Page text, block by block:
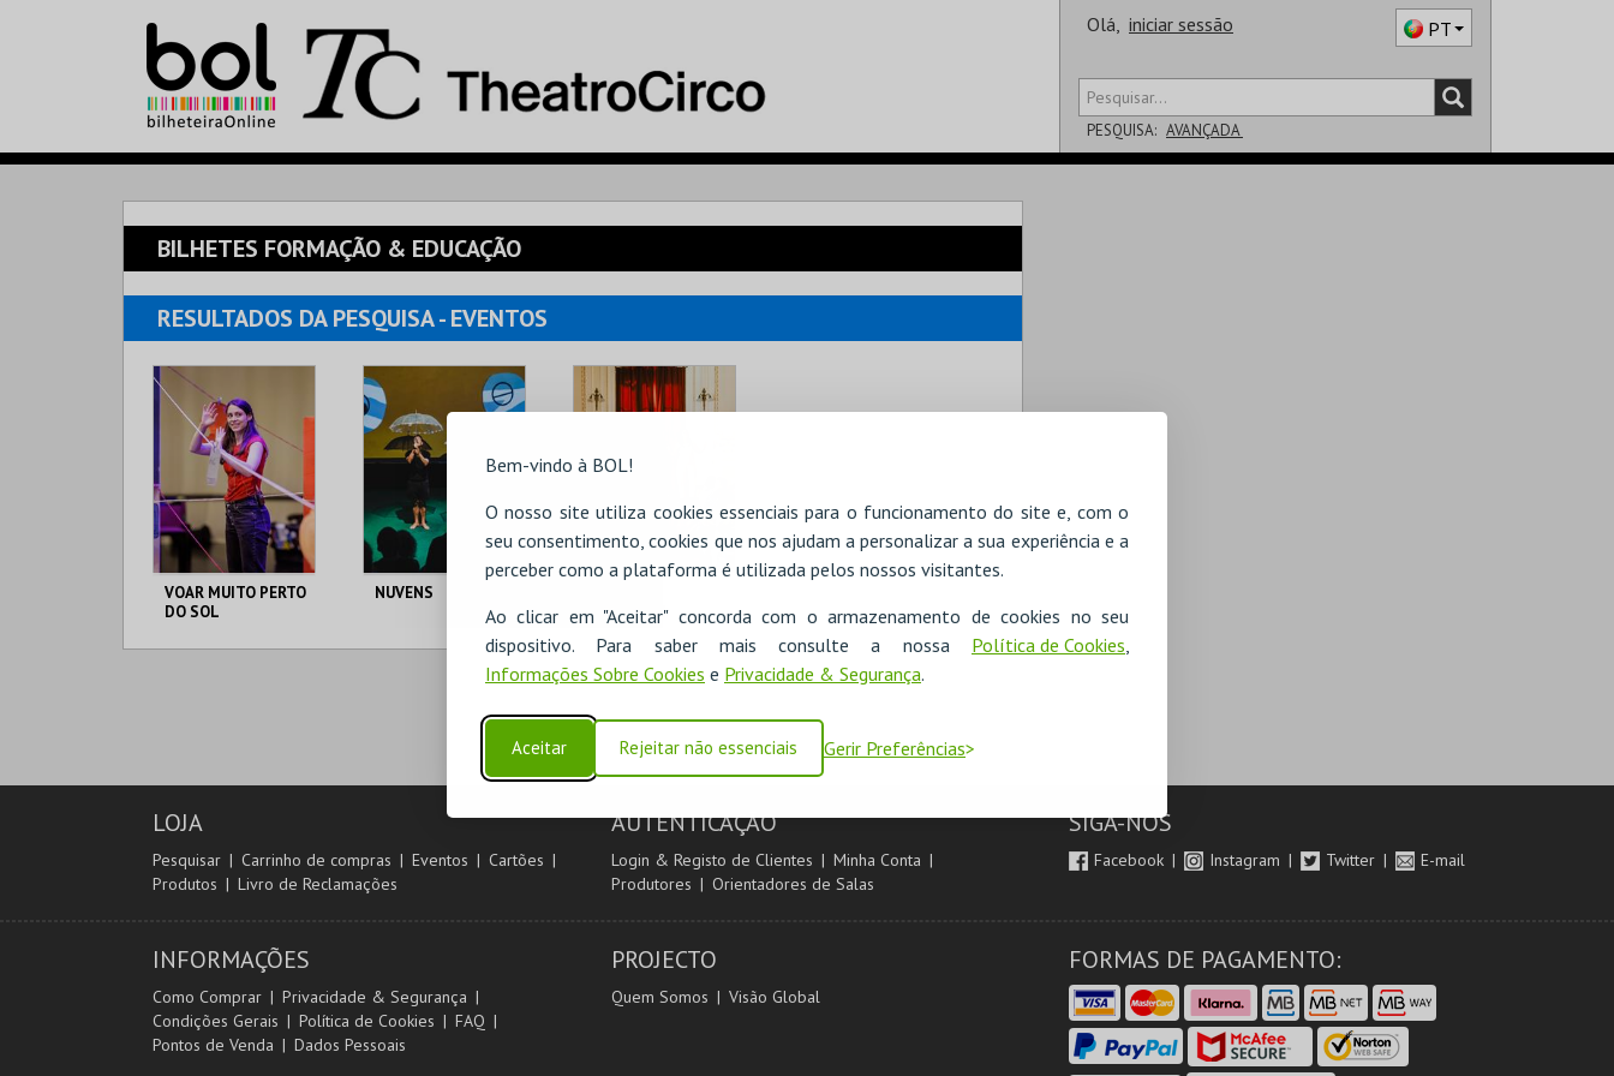
Bem-vindo à BOL!
O nosso site utiliza cookies essenciais para o funcionamento do site e, com o
seu consentimento, cookies que nos ajudam a personalizar a sua experiência e a
perceber como a plataforma é utilizada pelos nossos visitantes.
Ao clicar em "Aceitar" concorda com o armazenamento de cookies no seu
dispositivo. Para saber mais consulte a nossa Política de Cookies,
Informações Sobre Cookies e Privacidade & Segurança.
Aceitar Rejeitar não essenciais Gerir Preferências
Olá, iniciar sessão PT
PESQUISA: AVANÇADA
BILHETES FORMAÇÃO & EDUCAÇÃO
RESULTADOS DA PESQUISA- EVENTOS
VOAR MUITO PERTO
DO SOL
NUVENS
GARIBAMBI
THEATRO CIRCO
MAIS INFO
LOJA
Pesquisar Carrinho de compras Eventos
Cartões
Produtos
Livro de Reclamações
AUTENTICAÇÃO
Login & Registo de Clientes
Minha Conta
Produtores
Orientadores de Salas
SIGA-NOS
Facebook Instagram Twitter E-mail
INFORMAÇÕES
Como Comprar
Privacidade & Segurança
Condições Gerais
Política de Cookies
FAQ
Pontos de Venda
Dados Pessoais
PROJECTO
Quem Somos Visão Global
FORMAS DE PAGAMENTO: